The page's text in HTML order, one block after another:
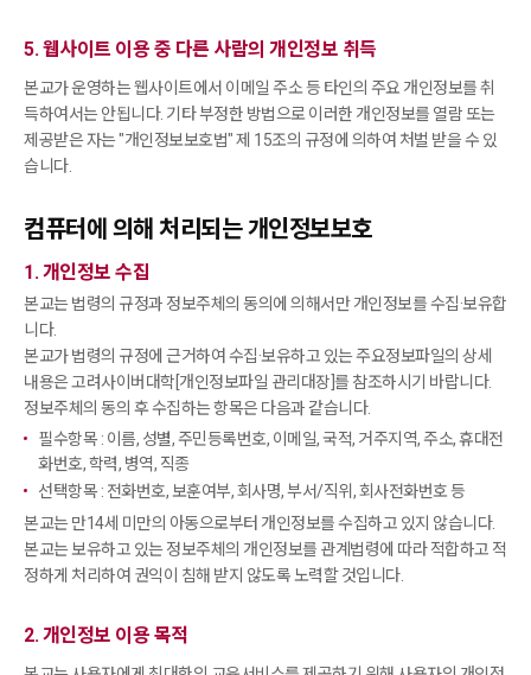
5. 웹사이트 이용 중 다른 사람의 개인정보 취득
본교가 운영하는 웹사이트에서 이메일 주소 등 타인의 주요 개인정보를 취
득하여서는 안됩니다. 기타 부정한 방법으로 이러한 개인정보를 열람 또는
제공받은 자는"개인정보보호법" 제 15조의 규정에 의하여 처벌 받을 수 있
습니다.
컴퓨터에 의해 처리되는 개인정보보호
1. 개인정보 수집
본교는 법령의 규정과 정보주체의 동의에 의해서만 개인정보를 수집·보유합
니다.
본교가 법령의 규정에 근거하여 수집·보유하고 있는 주요정보파일의 상세
내용은 고려사이버대학[ 개인정보파일 관리대장 ]를 참조하시기 바랍니다.
정보주체의 동의 후 수집하는 항목은 다음과 같습니다.
필수항목 : 이름, 성별, 주민등록번호, 이메일, 국적, 거주지역, 주소, 휴대전
화번호, 학력, 병역, 직종
선택항목 : 전화번호, 보훈여부, 회사명, 부서/직위, 회사전화번호 등
본교는 만14세 미만의 아동으로부터 개인정보를 수집하고 있지 않습니다.
본교는 보유하고 있는 정보주체의 개인정보를 관계법령에 따라 적합하고 적
정하게 처리하여 권익이 침해 받지 않도록 노력할 것입니다.
2. 개인정보 이용 목적